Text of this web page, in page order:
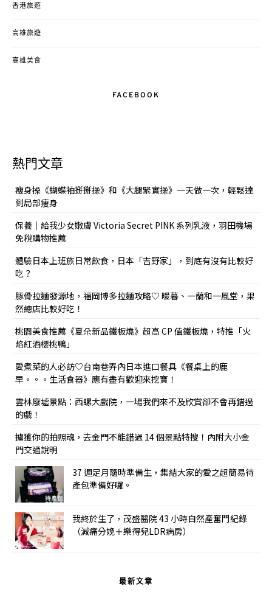
香港旅遊
高雄旅遊
高雄美食
FACEBOOK
熱門文章
瘦身操《蝴蝶袖掰掰操》和《大腿緊實操》一天做一次，輕鬆達
到局部痩身
保養｜給我少女嫩膚 Victoria Secret PINK 系列乳液，羽田機場
免稅購物推薦
體驗日本上班族日常飲食，日本「吉野家」，到底有沒有比較好
吃？
豚骨拉麵發源地，福岡博多拉麵攻略♡ 暖暮、一蘭和一風堂，果
然總店比較好吃！
桃園美食推薦《夏朵新品鐵板燒》超高 CP 值鐵板燒，特推「火
焰紅酒櫻桃鴨」
愛煮菜的人必訪♡台南巷弄內日本進口餐具《餐桌上的鹿
早。。。生活食器》應有盡有歡迎來挖寶！
雲林廢墟景點：西螺大戲院，一場我們來不及欣賞卻不會再錯過
的戲！
擄獲你的拍照魂，去金門不能錯過 14 個景點特搜！內附大小金
門交通說明
37 週足月隨時準備生，集結大家的愛之超簡易待
產包準備好囉。
我終於生了，茂盛醫院 43 小時自然產奮鬥紀錄
（減痛分娩＋樂得兒LDR病房）
最新文章